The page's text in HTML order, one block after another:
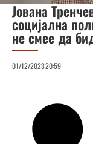
Јована
социјална
не смее да
01/12/202320:59